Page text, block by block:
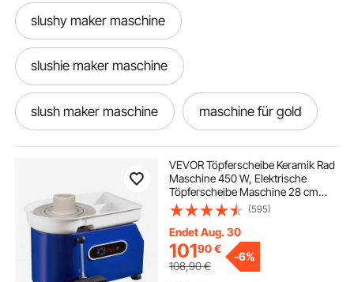
slushy maker maschine
slushie maker maschine
slush maker maschine maschine für gold
zuckerwatten maschine für zuhause
cnc maschine presse maschine
VEVOR Töpferscheibe Keramik Rad
Maschine 450 W, Elektrische
Töpferscheibe Maschine 28 cm
300 U/min
Töpferscheibenmaschine, mit Pedal
& Schürze Formmaschine, Geeignet
für Anfänger, Enthusiasten
(595)
Endet Aug. 30
10190€
108,90€
-6%